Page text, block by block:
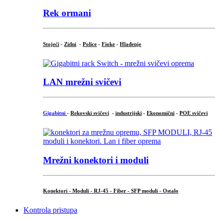
Rek ormani
Stojeći - Zidni - Police - Fioke - Hlađenje
LAN mrežni svičevi
Gigabitni - Rekovski svičevi - industrijski - Ekonomični - POE svičevi
Mrežni konektori i moduli
Konektori - Moduli - RJ-45 - Fiber - SFP moduli - Ostalo
Kontrola pristupa